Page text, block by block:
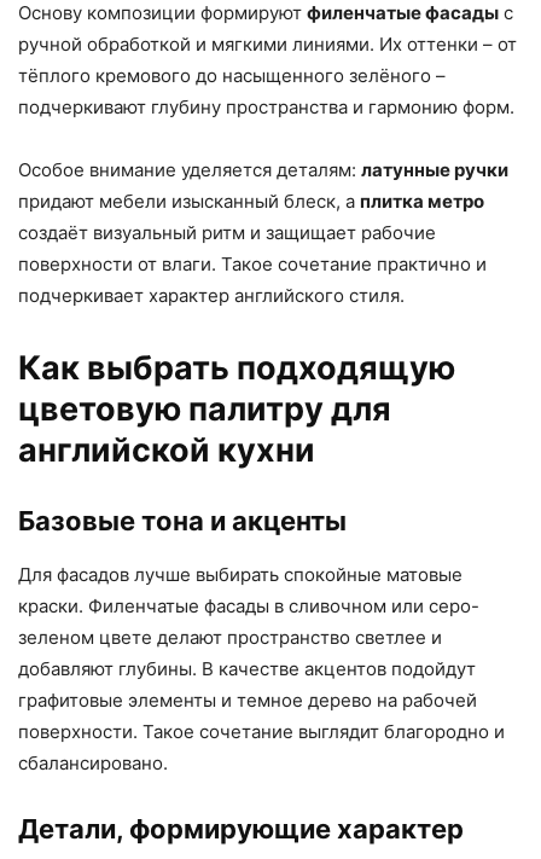
Основу композиции формируют филенчатые фасады с
ручной обработкой и мягкими линиями. Их оттенки – от
тёплого кремового до насыщенного зелёного –
подчеркивают глубину пространства и гармонию форм.
Особое внимание уделяется деталям: латунные ручки
придают мебели изысканный блеск, а плитка метро
создаёт визуальный ритм и защищает рабочие
поверхности от влаги. Такое сочетание практично и
подчеркивает характер английского стиля.
Как выбрать подходящую
цветовую палитру для
английской кухни
Базовые тона и акценты
Для фасадов лучше выбирать спокойные матовые
краски. Филенчатые фасады в сливочном или серо-
зеленом цвете делают пространство светлее и
добавляют глубины. В качестве акцентов подойдут
графитовые элементы и темное дерево на рабочей
поверхности. Такое сочетание выглядит благородно и
сбалансировано.
Детали, формирующие характер